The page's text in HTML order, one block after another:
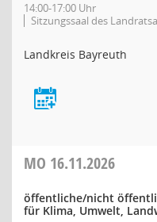
14:00-17:00 Uhr
Sitzungssaal des
Landkreis Bayreuth
MO 16.11.2026
öffentliche/nicht
für Klima, Umwelt,